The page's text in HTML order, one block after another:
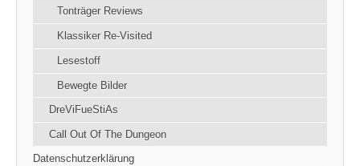
Tonträger Reviews
Klassiker Re-Visited
Lesestoff
Bewegte Bilder
DreViFueStiAs
Call Out Of The Dungeon
Datenschutzerklärung